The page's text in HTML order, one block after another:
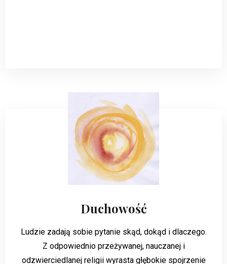
Duchowość
Ludzie zadają sobie pytanie skąd, dokąd i dlaczego.
Z odpowiednio przeżywanej, nauczanej i
odzwierciedlanej religii wyrasta głębokie spojrzenie